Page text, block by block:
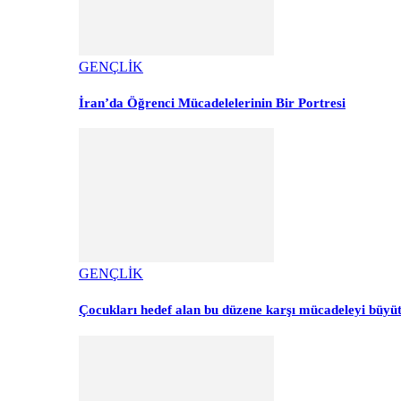
GENÇLİK
İran’da Öğrenci Mücadelelerinin Bir Portresi
GENÇLİK
Çocukları hedef alan bu düzene karşı mücadeleyi